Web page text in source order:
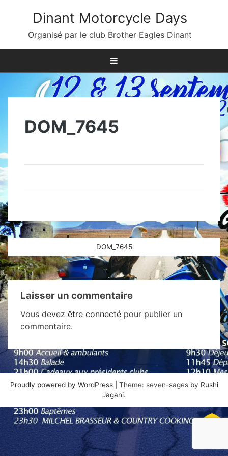
Dinant Motorcycle Days
Organisé par le club Brother Eagles Dinant
DOM_7645
Navigation
de
l’article
DOM_7645
Laisser un commentaire
Vous devez être connecté pour publier un
commentaire.
Proudly powered by WordPress Theme: seven-sages by Rushi
Jagani.